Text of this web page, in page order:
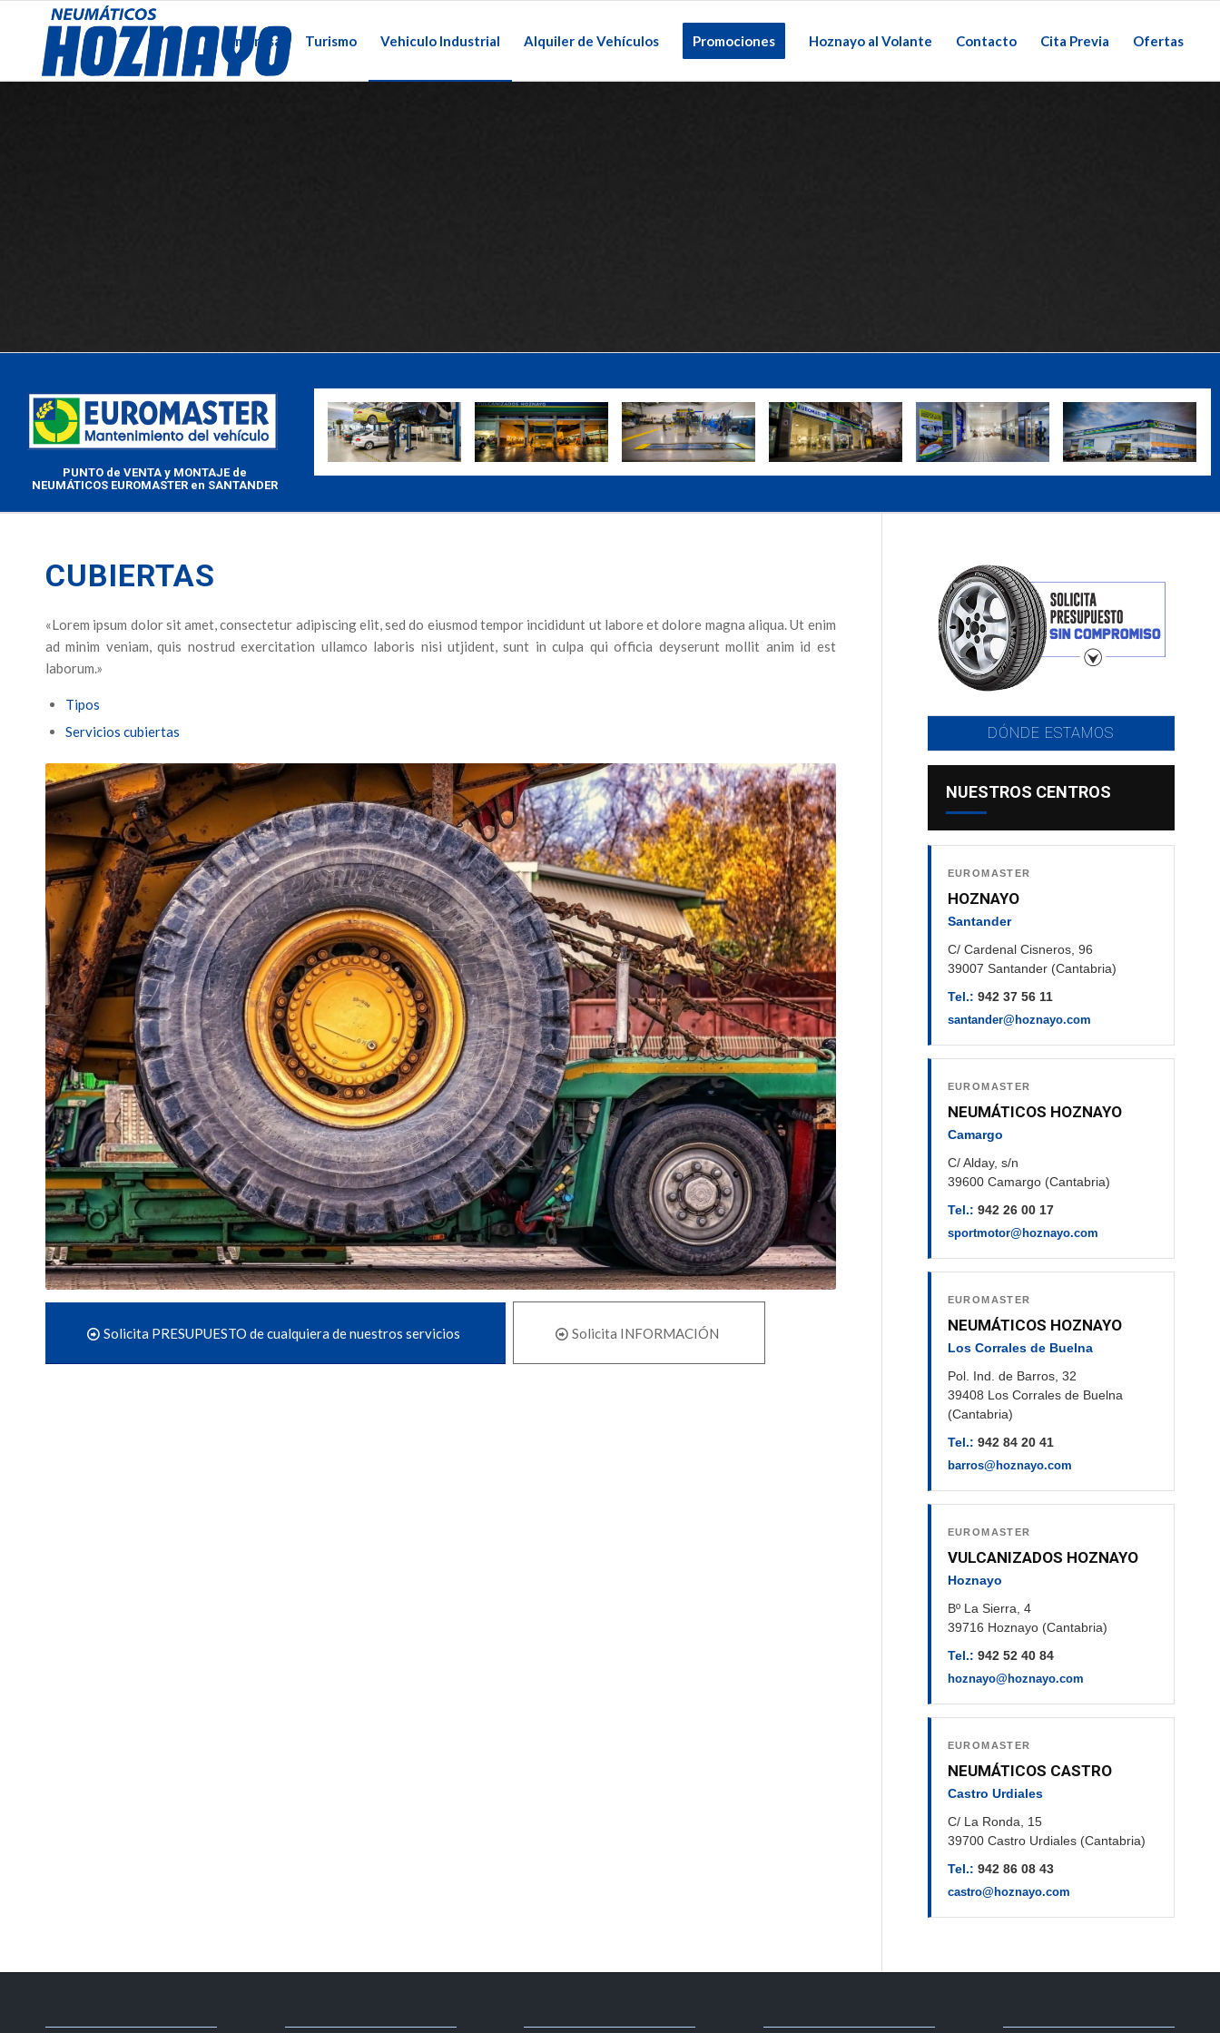
Empresa Turismo Vehiculo Industrial Alquiler de Vehículos Promociones Hoznayo al Volante Contacto Cita Previa Ofertas
PUNTO de VENTA y MONTAJE de
NEUMÁTICOS EUROMASTER en SANTANDER
CUBIERTAS
«Lorem ipsum dolor sit amet, consectetur adipiscing elit, sed do eiusmod tempor incididunt ut labore et dolore magna aliqua. Ut enim
ad minim veniam, quis nostrud exercitation ullamco laboris nisi utjident, sunt in culpa qui officia deyserunt mollit anim id est
laborum.»
Tipos
Servicios cubiertas
Solicita PRESUPUESTO de cualquiera de nuestros servicios Solicita INFORMACIÓN
DÓNDE ESTAMOS
NUESTROS CENTROS
EUROMASTER
HOZNAYO
Santander
C/ Cardenal Cisneros, 96
39007 Santander (Cantabria)
Tel.: 942 37 56 11
santander@hoznayo.com
EUROMASTER
NEUMÁTICOS HOZNAYO
Camargo
C/ Alday, s/n
39600 Camargo (Cantabria)
Tel.: 942 26 00 17
sportmotor@hoznayo.com
EUROMASTER
NEUMÁTICOS HOZNAYO
Los Corrales de Buelna
Pol. Ind. de Barros, 32
39408 Los Corrales de Buelna
(Cantabria)
Tel.: 942 84 20 41
barros@hoznayo.com
EUROMASTER
VULCANIZADOS HOZNAYO
Hoznayo
Bº La Sierra, 4
39716 Hoznayo (Cantabria)
Tel.: 942 52 40 84
hoznayo@hoznayo.com
EUROMASTER
NEUMÁTICOS CASTRO
Castro Urdiales
C/ La Ronda, 15
39700 Castro Urdiales (Cantabria)
Tel.: 942 86 08 43
castro@hoznayo.com